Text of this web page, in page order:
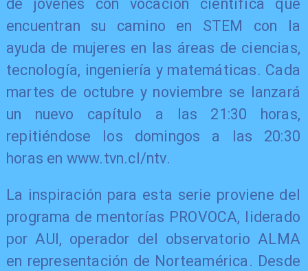
de jóvenes con vocación científica que
encuentran su camino en STEM con la
ayuda de mujeres en las áreas de ciencias,
tecnología, ingeniería y matemáticas. Cada
martes de octubre y noviembre se lanzará
un nuevo capítulo a las 21:30 horas,
repitiéndose los domingos a las 20:30
horas en www.tvn.cl/ntv.
La inspiración para esta serie proviene del
programa de mentorías PROVOCA, liderado
por AUI, operador del observatorio ALMA
en representación de Norteamérica. Desde